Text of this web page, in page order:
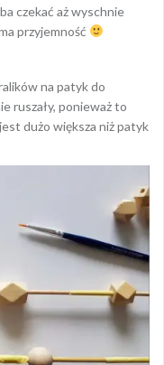
czekać aż wyschnie
przyjemność
na patyk do
ruszały, ponieważ to
dużo większa niż patyk